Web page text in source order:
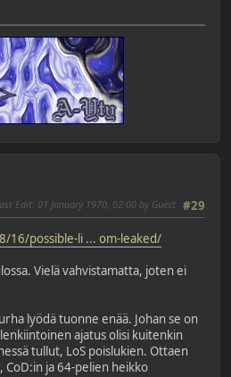
#29
Edit: 01 January 1970, 02:00 by Guest
16/possible-li ... om-leaked/
Vielä vahvistamatta, joten ei
lyödä tuonne enää. Johan se on
ajatus olisi kuitenkin
tullut, LoS poislukien. Ottaen
ja 64-pelien heikko